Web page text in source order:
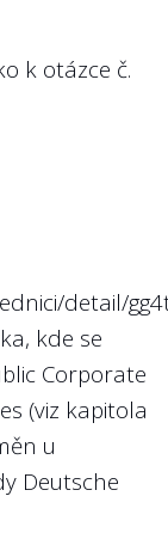
k otázce č.
detail/
kde se
Corporate
(viz kapitola
u
Deutsche